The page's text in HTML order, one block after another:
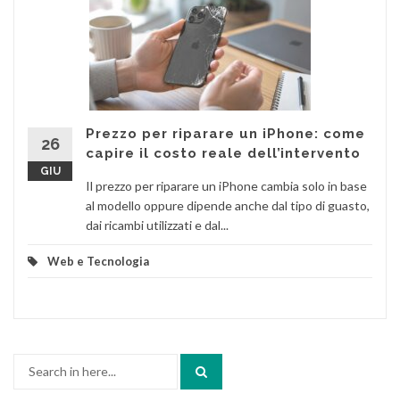
26
GIU
Prezzo per riparare un iPhone: come
capire il costo reale dell’intervento
Il prezzo per riparare un iPhone cambia solo in base
al modello oppure dipende anche dal tipo di guasto,
dai ricambi utilizzati e dal...
Web e Tecnologia